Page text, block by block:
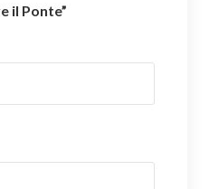
il Ponte”